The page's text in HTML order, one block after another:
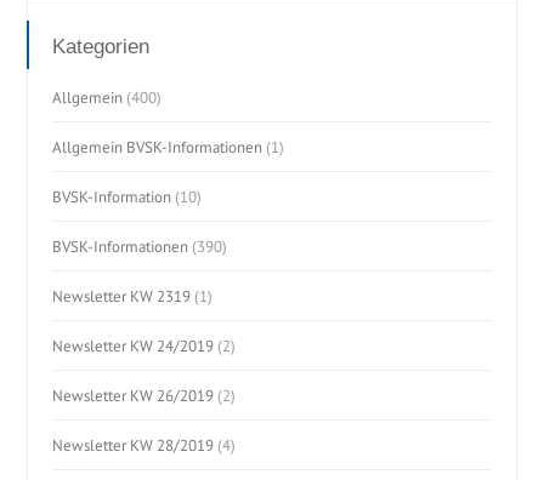
Kategorien
Allgemein (400)
Allgemein BVSK-Informationen (1)
BVSK-Information (10)
BVSK-Informationen (390)
Newsletter KW 2319 (1)
Newsletter KW 24/2019 (2)
Newsletter KW 26/2019 (2)
Newsletter KW 28/2019 (4)